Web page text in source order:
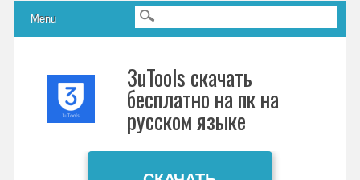
Главное меню
Skip to content
Menu
3uTools скачать
бесплатно на пк на
русском языке